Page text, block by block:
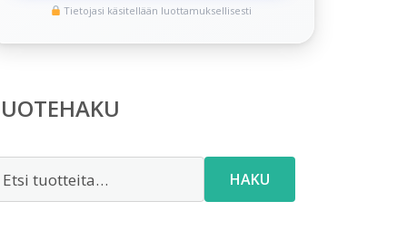
Tietojasi käsitellään luottamuksellisesti
HAKU